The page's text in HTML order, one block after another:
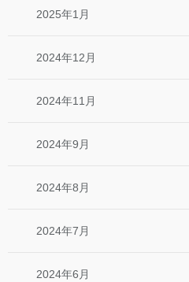
2025年1月
2024年12月
2024年11月
2024年9月
2024年8月
2024年7月
2024年6月